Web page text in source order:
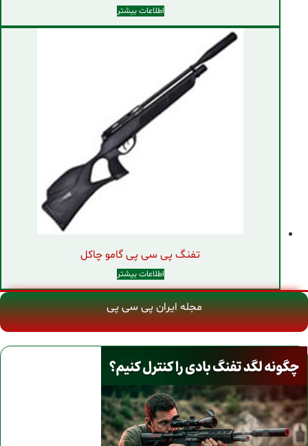
اطلاعات بیشتر
تفنگ پی سی پی گامو چاکل
اطلاعات بیشتر
مجله ایران پی سی پی